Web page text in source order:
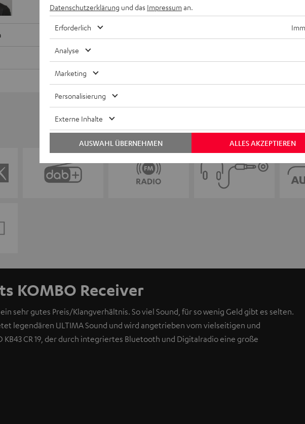
KOMBO Receiver
sehr gutes Preis/Klangverhältnis. So viel Sound, für so wenig Geld gibt es selten.
legendären ULTIMA Sound und wird angetrieben vom vielseitigen und
CR 19, der durch integriertes Bluetooth und Digitalradio eine große
Datenschutzerklärung und das Impressum an.
Erforderlich
Analyse
Marketing
Personalisierung
Externe Inhalte
ALLES AKZEPTIEREN
AUSWAHL ÜBERNEHMEN